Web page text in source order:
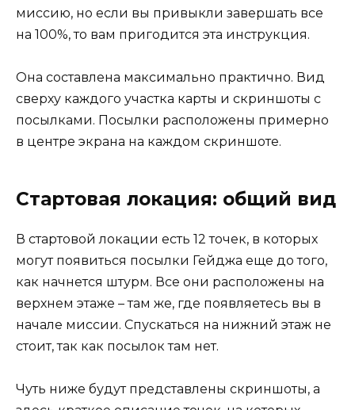
миссию, но если вы привыкли завершать все
на 100%, то вам пригодится эта инструкция.
Она составлена максимально практично. Вид
сверху каждого участка карты и скриншоты с
посылками. Посылки расположены примерно
в центре экрана на каждом скриншоте.
Стартовая локация: общий вид
В стартовой локации есть 12 точек, в которых
могут появиться посылки Гейджа еще до того,
как начнется штурм. Все они расположены на
верхнем этаже – там же, где появляетесь вы в
начале миссии. Спускаться на нижний этаж не
стоит, так как посылок там нет.
Чуть ниже будут представлены скриншоты, а